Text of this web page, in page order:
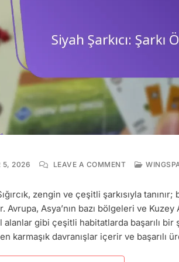
5, 2026 LEAVE A COMMENTON
ŞARKI
ÖZELLIKLERI,
HABITAT,
zengin ve çeşitli şarkısıyla
Avrupa, Asya’nın bazı bölgeleri ve
alanlar gibi çeşitli habitatlarda başarılı
karmaşık davranışlar içerir ve başarılı